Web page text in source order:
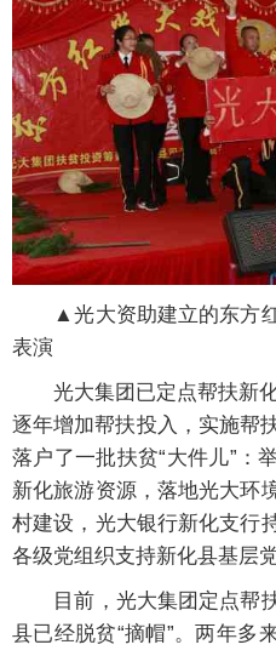
▲光大资助建立的东方红
表演
光大集团已定点帮扶新化
逐年增加帮扶投入，实施帮
落户了一批扶贫“大件儿”：
新化旅游资源，落地光大环
村建设，光大银行新化支行
各级党组织支持新化县基层
目前，光大集团定点帮扶
县已经脱贫“摘帽”。两年多